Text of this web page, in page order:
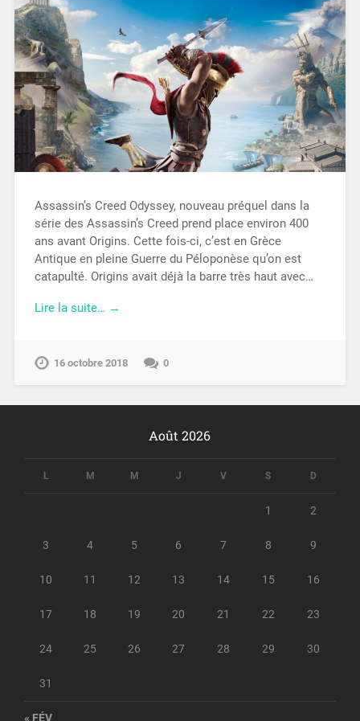
Assassin’s Creed Odyssey, nouveau préquel dans la
série des Assassin’s Creed prend place environ 400
ans avant Origins. Cette fois-ci, c’est en Grèce
Antique en pleine Guerre du Péloponèse qu’on est
catapulté. Origins avait déjà la barre très haut avec…
Lire la suite… →
16 octobre 2018 0
Août 2026
L M M J V S D
1 2
3 4 5 6 7 8 9
10 11 12 13 14 15 16
17 18 19 20 21 22 23
24 25 26 27 28 29 30
31
« FÉV